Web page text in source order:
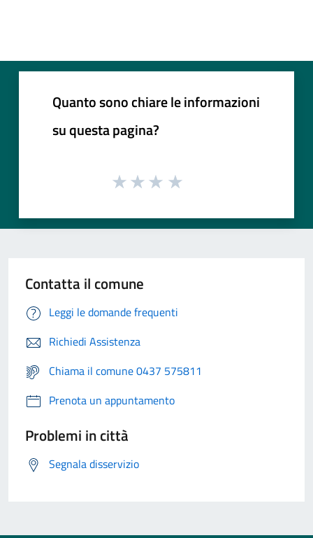
Quanto sono chiare le informazioni
su questa pagina?
Contatta il comune
Leggi le domande frequenti
Richiedi Assistenza
Chiama il comune 0437 575811
Prenota un appuntamento
Problemi in città
Segnala disservizio